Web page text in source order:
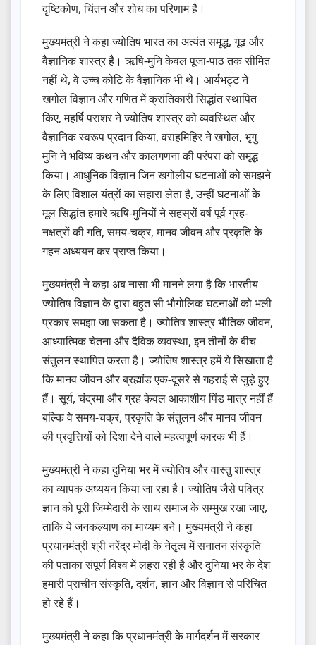
दृष्टिकोण, चिंतन और शोध का परिणाम है।
मुख्यमंत्री ने कहा ज्योतिष भारत का अत्यंत समृद्ध, गूढ़ और
वैज्ञानिक शास्त्र है। ऋषि-मुनि केवल पूजा-पाठ तक सीमित
नहीं थे, वे उच्च कोटि के वैज्ञानिक भी थे। आर्यभट्ट ने
खगोल विज्ञान और गणित में क्रांतिकारी सिद्धांत स्थापित
किए, महर्षि पराशर ने ज्योतिष शास्त्र को व्यवस्थित और
वैज्ञानिक स्वरूप प्रदान किया, वराहमिहिर ने खगोल, भृगु
मुनि ने भविष्य कथन और कालगणना की परंपरा को समृद्ध
किया। आधुनिक विज्ञान जिन खगोलीय घटनाओं को समझने
के लिए विशाल यंत्रों का सहारा लेता है, उन्हीं घटनाओं के
मूल सिद्धांत हमारे ऋषि-मुनियों ने सहस्रों वर्ष पूर्व ग्रह-
नक्षत्रों की गति, समय-चक्र, मानव जीवन और प्रकृति के
गहन अध्ययन कर प्राप्त किया।
मुख्यमंत्री ने कहा अब नासा भी मानने लगा है कि भारतीय
ज्योतिष विज्ञान के द्वारा बहुत सी भौगोलिक घटनाओं को भली
प्रकार समझा जा सकता है। ज्योतिष शास्त्र भौतिक जीवन,
आध्यात्मिक चेतना और दैविक व्यवस्था, इन तीनों के बीच
संतुलन स्थापित करता है। ज्योतिष शास्त्र हमें ये सिखाता है
कि मानव जीवन और ब्रह्मांड एक-दूसरे से गहराई से जुड़े हुए
हैं। सूर्य, चंद्रमा और ग्रह केवल आकाशीय पिंड मात्र नहीं हैं
बल्कि वे समय-चक्र, प्रकृति के संतुलन और मानव जीवन
की प्रवृत्तियों को दिशा देने वाले महत्वपूर्ण कारक भी हैं।
मुख्यमंत्री ने कहा दुनिया भर में ज्योतिष और वास्तु शास्त्र
का व्यापक अध्ययन किया जा रहा है। ज्योतिष जैसे पवित्र
ज्ञान को पूरी जिम्मेदारी के साथ समाज के सम्मुख रखा जाए,
ताकि ये जनकल्याण का माध्यम बने। मुख्यमंत्री ने कहा
प्रधानमंत्री श्री नरेंद्र मोदी के नेतृत्व में सनातन संस्कृति
की पताका संपूर्ण विश्व में लहरा रही है और दुनिया भर के देश
हमारी प्राचीन संस्कृति, दर्शन, ज्ञान और विज्ञान से परिचित
हो रहे हैं।
मुख्यमंत्री ने कहा कि प्रधानमंत्री के मार्गदर्शन में सरकार